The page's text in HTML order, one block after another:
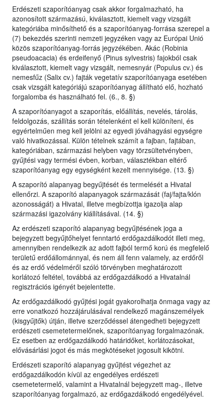
Erdészeti szaporítóanyag csak akkor forgalmazható, ha
azonosított származású, kiválasztott, kiemelt vagy vizsgált
kategóriába minősíthető és a szaporítóanyag-forrása szerepel a
(7) bekezdés szerinti nemzeti jegyzéken vagy az Európai Unió
közös szaporítóanyag-forrás jegyzékében. Akác (Robinia
pseudoacacia) és erdeifenyő (Pinus sylvestris) fajokból csak
kiválasztott, kiemelt vagy vizsgált, nemesnyár (Populus cv.) és
nemesfűz (Salix cv.) fajták vegetatív szaporítóanyaga esetében
csak vizsgált kategóriájú szaporítóanyag állítható elő, hozható
forgalomba és használható fel. (6., 8. §)
A szaporítóanyagot a szaporítás, előállítás, nevelés, tárolás,
feldolgozás, szállítás során tételenként el kell különíteni, és
egyértelműen meg kell jelölni az egyedi jóváhagyási egységre
való hivatkozással. Külön tételnek számít a fajban, fajtában,
kategóriában, származási helyben vagy törzsültetvényben,
gyűjtési vagy termési évben, korban, választékban eltérő
szaporítóanyag egy egységként kezelt mennyisége. (13. §)
A szaporító alapanyag begyűjtését és termelését a Hivatal
ellenőrzi. A szaporító alapanyagok származását (faj/fajta/klón
azonosságát) a Hivatal, illetve megbízottja igazolja alap
származási igazolvány kiállításával. (14. §)
Az erdészeti szaporító alapanyag begyűjtésének joga a
bejegyzett begyűjtőhelyet fenntartó erdőgazdálkodót illeti meg,
amennyiben rendelkezik az adott fajból termő korú és megfelelő
területű erdőállománnyal, és nem áll fenn valamely, az erdőről
és az erdő védelméről szóló törvényben meghatározott
korlátozó feltétel, továbbá az erdőgazdálkodó a Hivatalnál
regisztrációs igényét bejelentette.
Az erdőgazdálkodó gyűjtési jogát gyakorolhatja önmaga vagy az
erre vonatkozó hozzájárulásával rendelkező magánszemélyek
(kisgyűjtők) útján, illetve szerződéssel átengedheti bejegyzett
erdészeti csemetetermelőnek, szaporítóanyag forgalmazónak.
Ez esetben az erdőgazdálkodó határidőket, korlátozásokat,
elővásárlási jogot és más megkötéseket jogosult kikötni.
Erdészeti szaporító alapanyag gyűjtést végezhet az
erdőgazdálkodón kívül az engedélyes erdészeti
csemetetermelő, valamint a Hivatalnál bejegyzett mag-, illetve
szaporítóanyag forgalmazó, az erdőgazdálkodó engedélyével.